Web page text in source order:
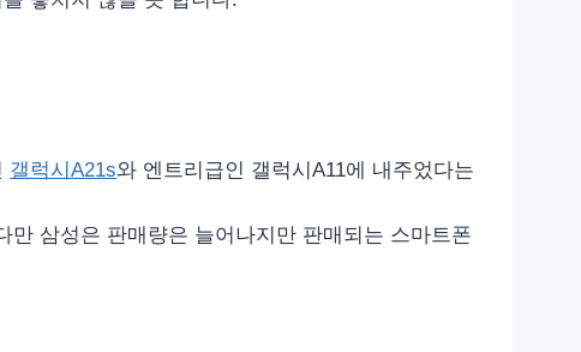
갤럭시A21s와 엔트리급인 갤럭시A11에 내주었다는
삼성은 판매량은 늘어나지만 판매되는 스마트폰